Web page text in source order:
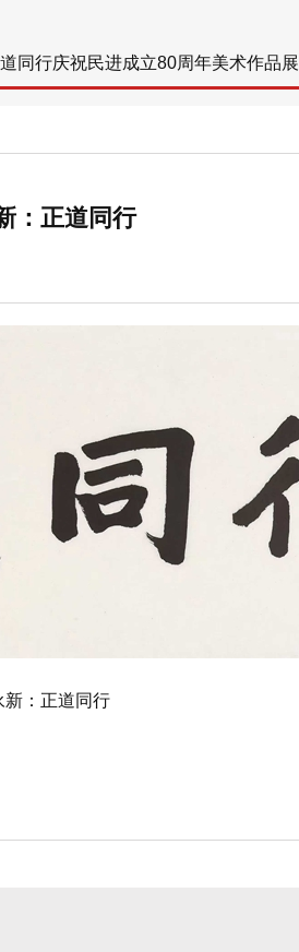
同行庆祝民进成立80周年美术作品展
：正道同行
新：正道同行